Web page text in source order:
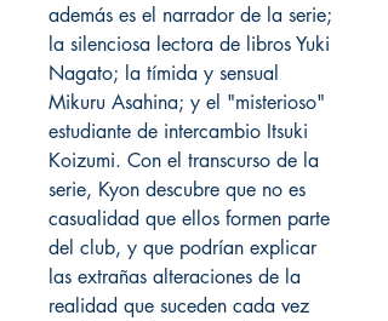
además es el narrador de la serie;
la silenciosa lectora de libros Yuki
Nagato; la tímida y sensual
Mikuru Asahina; y el "misterioso"
estudiante de intercambio Itsuki
Koizumi. Con el transcurso de la
serie, Kyon descubre que no es
casualidad que ellos formen parte
del club, y que podrían explicar
las extrañas alteraciones de la
realidad que suceden cada vez